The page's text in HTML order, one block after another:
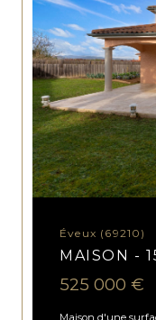
Éveux (69210)
MAISON -
525 000 €
Maison d'une